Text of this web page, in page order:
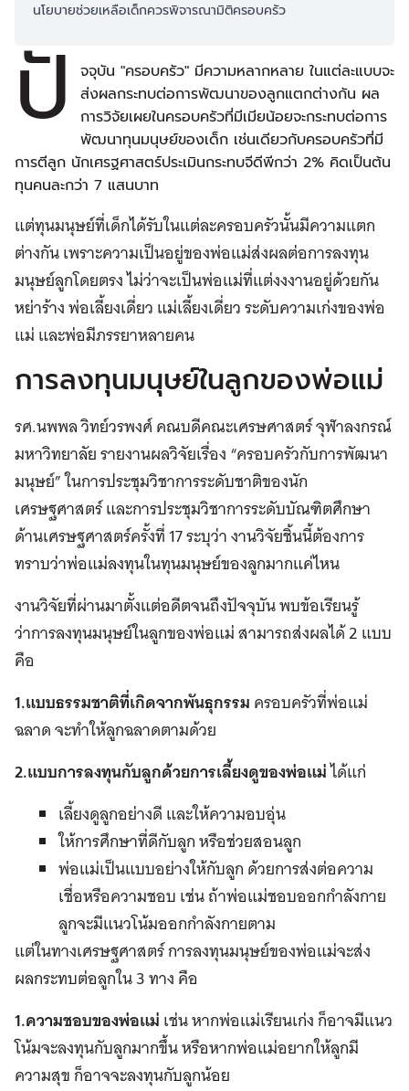
นโยบายช่วยเหลือเด็กควรพิจารณามิติครอบครัว
ปั
จจุบัน "ครอบครัว" มีความหลากหลาย ในแต่ละแบบจะ
ส่งผลกระทบต่อการพัฒนาของลูกแตกต่างกัน ผล
การวิจัยเผยในครอบครัวที่มีเมียน้อยจะกระทบต่อการ
พัฒนาทุนมนุษย์ของเด็ก เช่นเดียวกับครอบครัวที่มี
การตีลูก นักเศรฐศาสตร์ประเมินกระทบจีดีพีกว่า 2% คิดเป็นต้น
ทุนคนละกว่า 7 แสนบาท
แต่ทุนมนุษย์ที่เด็กได้รับในแต่ละครอบครัวนั้นมีความแตก
ต่างกัน เพราะความเป็นอยู่ของพ่อแม่ส่งผลต่อการลงทุน
มนุษย์ลูกโดยตรง ไม่ว่าจะเป็นพ่อแม่ที่แต่งงงานอยู่ด้วยกัน
หย่าร้าง พ่อเลี้ยงเดี่ยว แม่เลี้ยงเดี่ยว ระดับความเก่งของพ่อ
แม่ และพ่อมีภรรยาหลายคน
การลงทุนมนุษย์ในลูกของพ่อแม่
รศ.นพพล วิทย์วรพงศ์ คณบดีคณะเศรษศาสตร์ จุฬาลงกรณ์
มหาวิทยาลัย รายงานผลวิจัยเรื่อง “ครอบครัวกับการพัฒนา
มนุษย์” ในการประชุมวิชาการระดับชาติของนัก
เศรษฐศาสตร์ และการประชุมวิชาการระดับบัณฑิตศึกษา
ด้านเศรษฐศาสตร์ครั้งที่ 17 ระบุว่า งานวิจัยชิ้นนี้ต้องการ
ทราบว่าพ่อแม่ลงทุนในทุนมนุษย์ของลูกมากแค่ไหน
งานวิจัยที่ผ่านมาตั้งแต่อดีตจนถึงปัจจุบัน พบข้อเรียนรู้
ว่าการลงทุนมนุษย์ในลูกของพ่อแม่ สามารถส่งผลได้ 2 แบบ
คือ
1.แบบธรรมชาติที่เกิดจากพันธุกรรมครอบครัวที่พ่อแม่
ฉลาด จะทำให้ลูกฉลาดตามด้วย
2.แบบการลงทุนกับลูกด้วยการเลี้ยงดูของพ่อแม่ได้แก่
เลี้ยงดูลูกอย่างดี และให้ความอบอุ่น
ให้การศึกษาที่ดีกับลูก หรือช่วยสอนลูก
พ่อแม่เป็นแบบอย่างให้กับลูก ด้วยการส่งต่อความ
เชื่อหรือความชอบ เช่น ถ้าพ่อแม่ชอบออกกำลังกาย
ลูกจะมีแนวโน้มออกกำลังกายตาม
แต่ในทางเศรษฐศาสตร์ การลงทุนมนุษย์ของพ่อแม่จะส่ง
ผลกระทบต่อลูกใน 3 ทาง คือ
1.ความชอบของพ่อแม่เช่น หากพ่อแม่เรียนเก่ง ก็อาจมีแนว
โน้มจะลงทุนกับลูกมากขึ้น หรือหากพ่อแม่อยากให้ลูกมี
ความสุข ก็อาจจะลงทุนกับลูกน้อย